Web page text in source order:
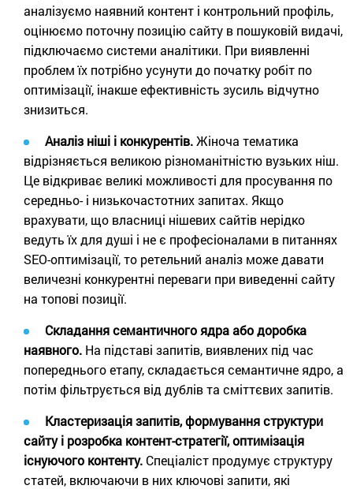
аналізуємо наявний контент і контрольний профіль,
оцінюємо поточну позицію сайту в пошуковій видачі,
підключаємо системи аналітики. При виявленні
проблем їх потрібно усунути до початку робіт по
оптимізації, інакше ефективність зусиль відчутно
знизиться.
Аналіз ніші і конкурентів.Жіноча тематика
відрізняється великою різноманітністю вузьких ніш.
Це відкриває великі можливості для просування по
середньо- і низькочастотних запитах. Якщо
врахувати, що власниці нішевих сайтів нерідко
ведуть їх для душі і не є професіоналами в питаннях
SEO-оптимізації, то ретельний аналіз може давати
величезні конкурентні переваги при виведенні сайту
на топові позиції.
Складання семантичного ядра або доробка
наявного. На підставі запитів, виявлених під час
попереднього етапу, складається семантичне ядро, а
потім фільтрується від дублів та сміттєвих запитів.
Кластеризація запитів, формування структури
сайту і розробка контент-стратегії, оптимізація
існуючого контенту. Спеціаліст продумує структуру
статей, включаючи в них ключові запити, які